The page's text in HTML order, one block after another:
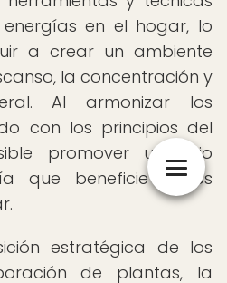
en el hogar, lo
a crear un ambiente
la concentración y
Al armonizar los
con los principios del
promover un flujo
que beneficie a los
estratégica de los
de plantas, la